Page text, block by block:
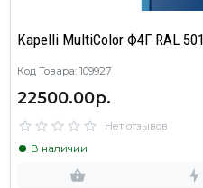
Kapelli MultiColor Ф4Г RAL
Код Товара: 109927
22500.00р.
Нет отзывов
В наличии